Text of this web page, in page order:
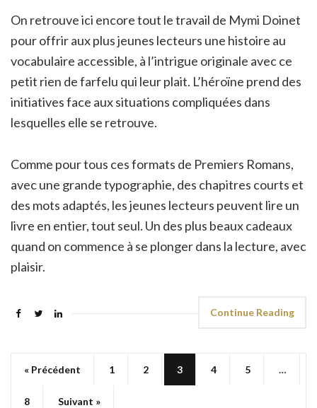
On retrouve ici encore tout le travail de Mymi Doinet
pour offrir aux plus jeunes lecteurs une histoire au
vocabulaire accessible, à l’intrigue originale avec ce
petit rien de farfelu qui leur plait. L’héroïne prend des
initiatives face aux situations compliquées dans
lesquelles elle se retrouve.
Comme pour tous ces formats de Premiers Romans,
avec une grande typographie, des chapitres courts et
des mots adaptés, les jeunes lecteurs peuvent lire un
livre en entier, tout seul. Un des plus beaux cadeaux
quand on commence à se plonger dans la lecture, avec
plaisir.
Continue Reading
« Précédent 1 2 3 4 5 …
8 Suivant »